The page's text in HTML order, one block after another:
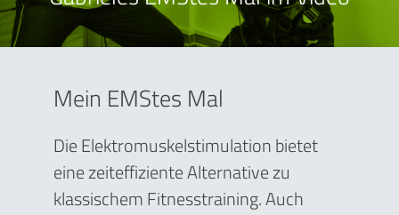
Mein EMStes Mal
Die Elektromuskelstimulation bietet
eine zeiteffiziente Alternative zu
klassischem Fitnesstraining. Auch